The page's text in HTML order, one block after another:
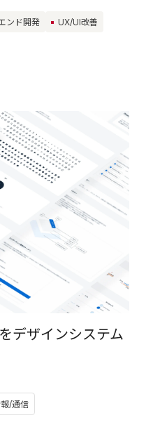
ンド開発
UX/UI改善
デザインシステム
/通信